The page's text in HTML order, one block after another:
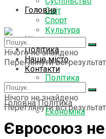
Світ
Спорт
Культура
Цікаво знати
Політика
Наше місто
Контакти
Нічого не знайдено
Переглянути всі
Головна
Новини
Політика
Економіка
Нічого не знайдено
Переглянути всі
Головна Політика
Євросоюз не